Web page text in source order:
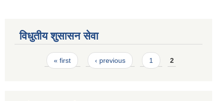
विधुतीय शुसासन सेवा
Pages« first ‹ previous 1 2